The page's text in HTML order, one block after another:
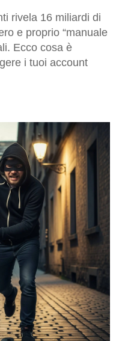
rivela 16 miliardi di
e proprio “manuale
Ecco cosa è
i tuoi account